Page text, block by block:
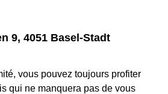
9, 4051 Basel-Stadt
vous pouvez toujours profiter
qui ne manquera pas de vous